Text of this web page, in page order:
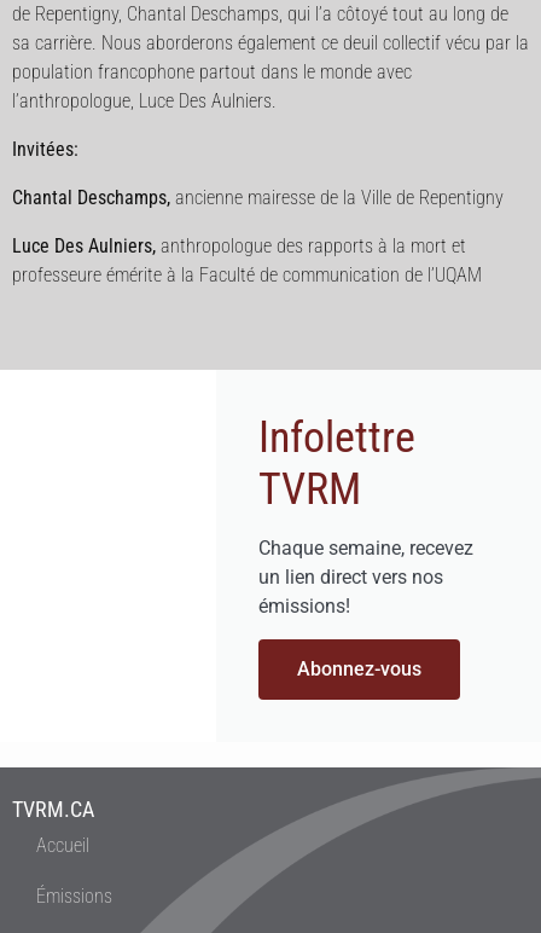
de Repentigny, Chantal Deschamps, qui l’a côtoyé tout au long de
sa carrière. Nous aborderons également ce deuil collectif vécu par la
population francophone partout dans le monde avec
l’anthropologue, Luce Des Aulniers.
Invitées:
Chantal Deschamps, ancienne mairesse de la Ville de Repentigny
Luce Des Aulniers, anthropologue des rapports à la mort et
professeure émérite à la Faculté de communication de l’UQAM
Infolettre
TVRM
Chaque semaine, recevez
un lien direct vers nos
émissions!
Abonnez-vous
TVRM.CA
Accueil
Émissions